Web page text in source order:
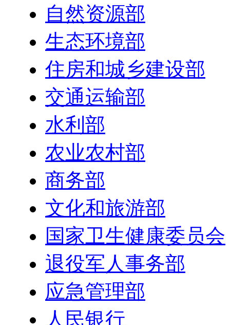
自然资源部
生态环境部
住房和城乡建设部
交通运输部
水利部
农业农村部
商务部
文化和旅游部
国家卫生健康委员会
退役军人事务部
应急管理部
人民银行